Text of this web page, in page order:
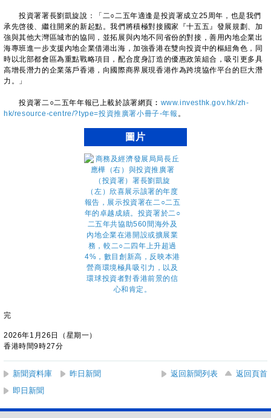
投資署署長劉凱旋說：「二○二五年適逢是投資署成立25周年，也是我們
承先啓後、繼往開來的新起點。我們將積極對接國家『十五五』發展規劃、加
強與其他大灣區城市的協同，並拓展與內地不同省份的對接，善用內地企業出
海專班進一步支援內地企業借港出海，加強香港在雙向投資中的樞紐角色，同
時以北部都會區為重點戰略項目，配合度身訂造的優惠政策組合，吸引更多具
高增長潛力的企業落戶香港，向國際商界展現香港作為跨境協作平台的巨大潛
力。」
投資署二○二五年年報已上載於該署網頁︰ www.investhk.gov.hk/zh-
hk/resource-centre/?type=投資推廣署小冊子-年報 。
圖片
完
2026年1月26日（星期一）
香港時間9時27分
新聞資料庫 昨日新聞 返回新聞列表
返回頁首
即日新聞